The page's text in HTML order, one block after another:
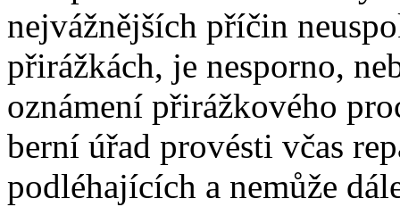
nejvážnějších příčin
přirážkách, je nesporno,
oznámení přirážkového
berní úřad provésti včas
podléhajících a nemůže